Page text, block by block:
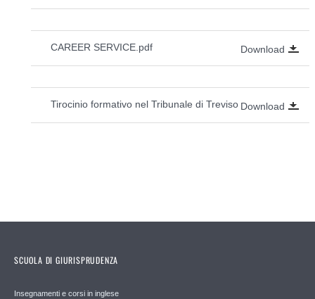
CAREER SERVICE.pdf Download
Tirocinio formativo nel Tribunale di Treviso Download
SCUOLA DI GIURISPRUDENZA
Insegnamenti e corsi in inglese